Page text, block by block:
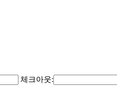
체크아웃: